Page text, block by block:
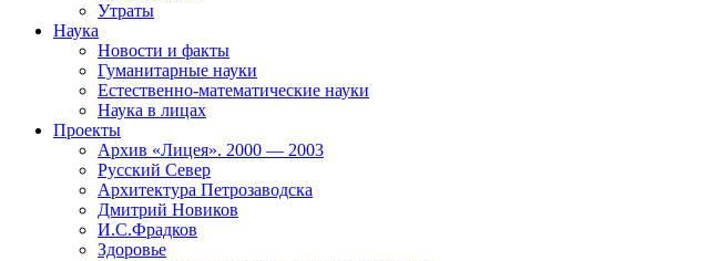
Утраты
Наука
Новости и факты
Гуманитарные науки
Естественно-математические науки
Наука в лицах
Проекты
Архив «Лицея». 2000 — 2003
Русский Север
Архитектура Петрозаводска
Дмитрий Новиков
И.С.Фрадков
Здоровье